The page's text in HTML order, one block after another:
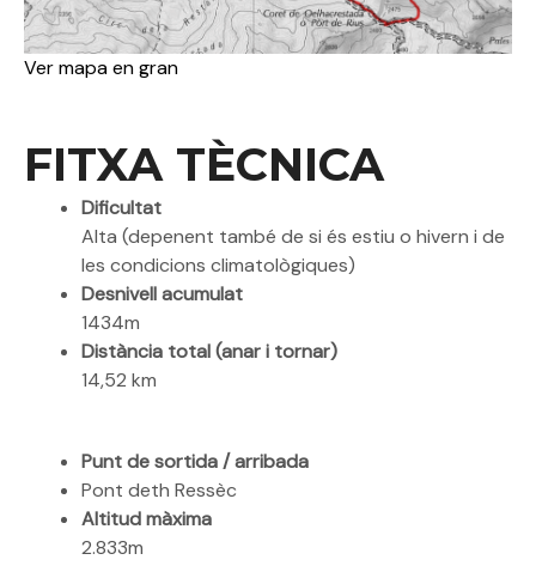
Ver mapa en gran
FITXA TÈCNICA
Dificultat
Alta (depenent també de si és estiu o hivern i de
les condicions climatològiques)
Desnivell acumulat
1434m
Distància total (anar i tornar)
14,52 km
Punt de sortida / arribada
Pont deth Ressèc
Altitud màxima
2.833m